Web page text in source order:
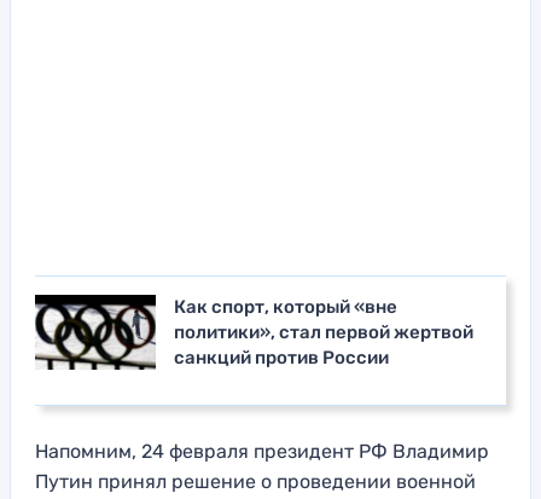
Как спорт, который «вне
политики», стал первой жертвой
санкций против России
Напомним, 24 февраля президент РФ Владимир
Путин принял решение о проведении военной